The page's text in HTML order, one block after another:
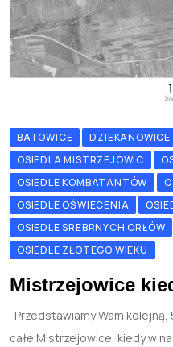
BATOWICE DZIEKANOWICE
OSIEDLA MISTRZEJOWIC
OSIEDLE KOMBATANTÓW
OSIEDLE OŚWIECENIA
OSIEDLE SREBRNYCH ORŁÓW
OSIEDLE ZŁOTEGO WIEKU
Mistrzejowice
Przedstawiamy Wam
całe Mistrzejowice, kiedy w